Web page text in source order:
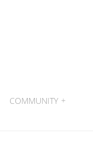
COMMUNITY +